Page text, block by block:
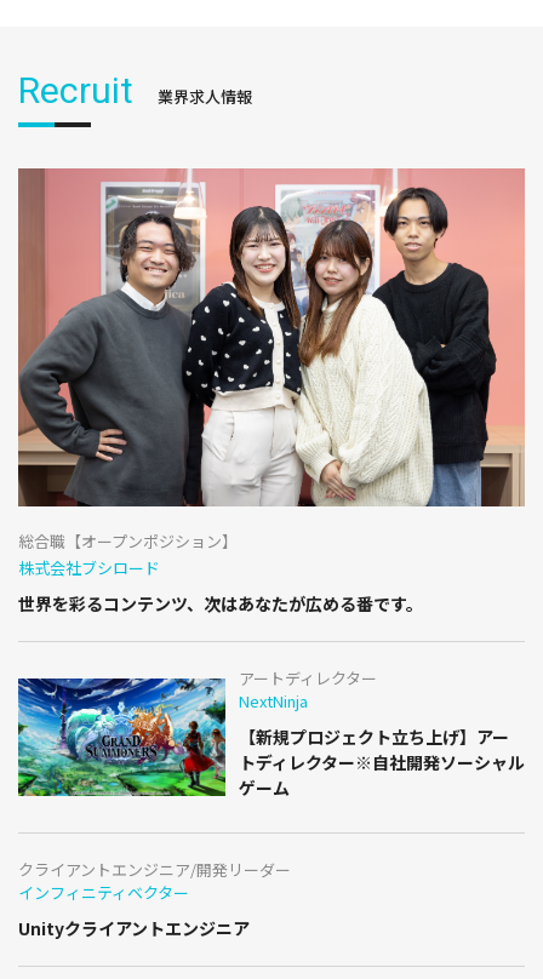
Recruit 業界求人情報
総合職【オープンポジション】
株式会社ブシロード
世界を彩るコンテンツ、次はあなたが広める番です。
アートディレクター
NextNinja
【新規プロジェクト立ち上げ】アー
トディレクター※自社開発ソーシャル
ゲーム
クライアントエンジニア/開発リーダー
インフィニティベクター
Unityクライアントエンジニア